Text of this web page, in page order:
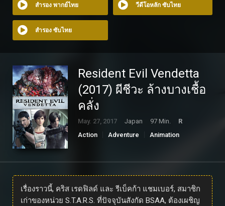
สำรอง พากย์ไทย วีดีโอหลัก ซับไทย
สำรอง ซับไทย
Resident Evil Vendetta
(2017) ผีชีวะ ล้างบางเชื้อ
คลั่ง
May. 27, 2017 Japan 97 Min.
R
Action
Adventure
Animation
เรื่องราวนี้, คริส เรดฟิลด์ และ รีเบ็คก้า แชมเบอร์, สมาชิก
เก่าของหน่วย S.T.A.R.S. ที่ปัจจุบันสังกัด BSAA, ต้องเผชิญ